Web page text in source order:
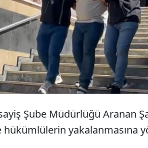
Şube Müdürlüğü Aranan
yakalanmasına